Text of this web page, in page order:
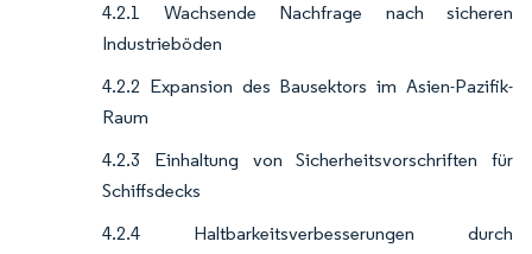
4.2.1 Wachsende Nachfrage nach sicheren
Industrieböden
4.2.2 Expansion des Bausektors im Asien-Pazifik-
Raum
4.2.3 Einhaltung von Sicherheitsvorschriften für
Schiffsdecks
4.2.4 Haltbarkeitsverbesserungen durch